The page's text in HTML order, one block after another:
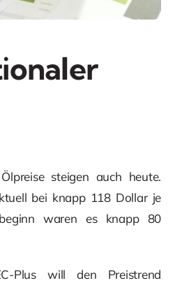
steigen auch heute.
bei knapp 118 Dollar je
waren es knapp 80
Plus will den Preistrend